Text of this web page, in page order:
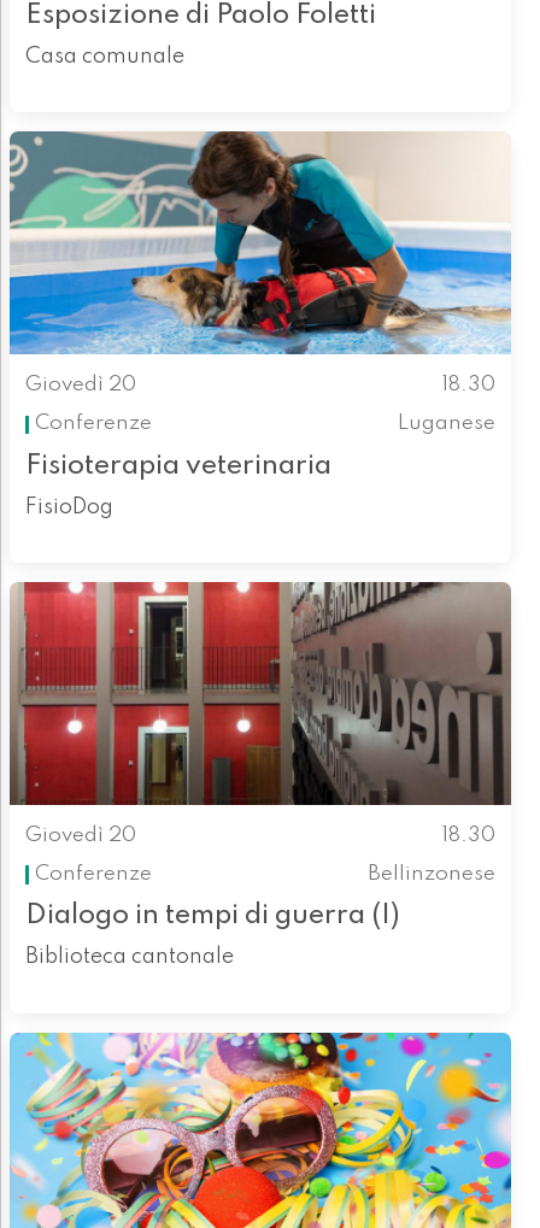
Esposizione di Paolo Foletti
Casa comunale
Giovedì 20
18.30
Conferenze
Luganese
Fisioterapia veterinaria
FisioDog
Giovedì 20
18.30
Conferenze
Bellinzonese
Dialogo in tempi di guerra (I)
Biblioteca cantonale